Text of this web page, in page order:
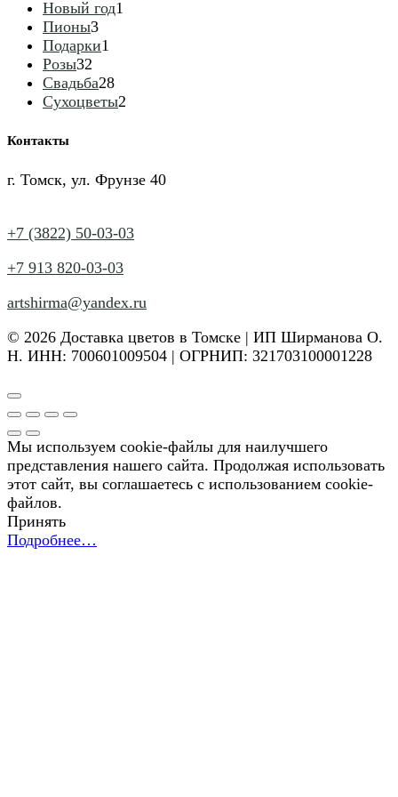
Новый год1
Пионы33
товара
Подарки1
Розы32
товара
Свадьба2828
товаров
Сухоцветы2
Контакты
г. Томск, ул. Фрунзе 40
+7 (3822) 50-03-03
+7 913 820-03-03
artshirma@yandex.ru
© 2026 Доставка цветов в Томске | ИП Ширманова О.
Н. ИНН: 700601009504 | ОГРНИП: 321703100001228
Мы используем cookie-файлы для наилучшего
представления нашего сайта. Продолжая использовать
этот сайт, вы соглашаетесь с использованием cookie-
файлов.
Принять
Подробнее…